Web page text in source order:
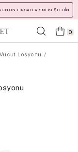
FIRSATLARINI KEŞFEDİN
0
Vücut Losyonu